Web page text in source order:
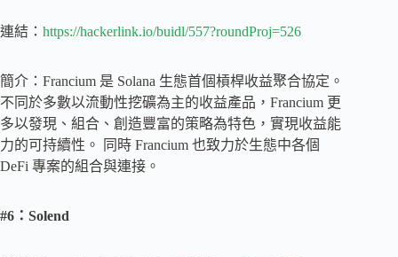
連結： https://hackerlink.io/buidl/557?roundProj=526
簡介：Francium 是 Solana 生態首個槓桿收益聚合協定。
不同於多數以流動性挖礦為主的收益產品，Francium 更
多以發現、組合、創造豐富的策略為特色，實現收益能
力的可持續性。 同時 Francium 也致力於生態中各個
DeFi 專案的組合與連接。
#6：Solend